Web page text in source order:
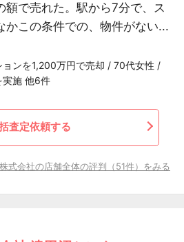
額で売れた。駅から7分で、ス
かこの条件での、物件がない...
ョンを1,200万円で売却 / 70代女性 /
実施 他6件
査定依頼する
式会社の店舗全体の評判（51件）をみる